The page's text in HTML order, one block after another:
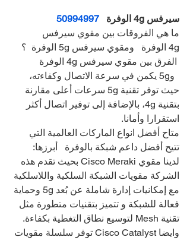
سيرفس 4g الوفرة
50994997
ما هي الفروقات بين مقوي سيرفس
4g الوفرة   ومقوي سيرفس 5g الوفرة  ؟
الفرق بين مقوي سيرفس 4g الوفرة
و5g يكمن في سرعة الاتصال وكفاءته،
حيث توفر تقنية 5g سرعات أعلى مقارنة
بتقنية 4g، بالإضافة إلى توفير اتصال أكثر
استقرارا وأمانا.
متاح أفضل انواع الماركات العالمية التي
تتيح أفضل داعم شبكة بالوفرة   أبرزها:
لدينا مقوي Cisco Meraki بحيث تقدم هذه
الشركة مقويات الشبكة السلكية واللاسلكية
مع إمكانيات إدارة شاملة عن بُعد 5g وحماية
فعالة للشبكة و تتميز بتقنيات متطورة مثل
تقنية Mesh لتوسيع نطاق التغطية بكفاءة.
وايضا Cisco Catalyst توفر سلسلة مقويات